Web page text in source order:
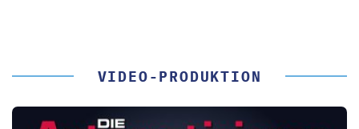
VIDEO-PRODUKTION